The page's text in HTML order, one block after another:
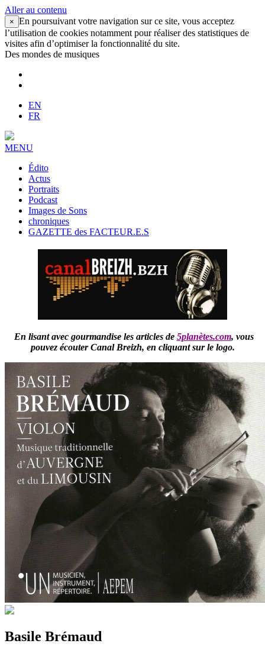
Aller au contenu
× En poursuivant votre navigation sur ce site, vous acceptez
l’utilisation de cookies notamment pour réaliser des statistiques de
visites afin d’optimiser la fonctionnalité du site.
Des mondes de musiques
EN
FR
MENU
Édito
Actus
Portraits
Podcast
Images de Sons
chroniques
GAZETTE des FACTEUR.E.S
En lisant avec gourmandise les articles de 5planètes.com, vous
pouvez écouter Canal Breizh, en cliquant sur le logo.
Basile Brémaud